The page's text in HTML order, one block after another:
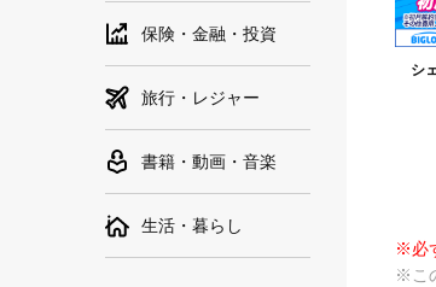
保険・金融・投資
旅行・レジャー
書籍・動画・音楽
生活・暮らし
シ
※必
※こ